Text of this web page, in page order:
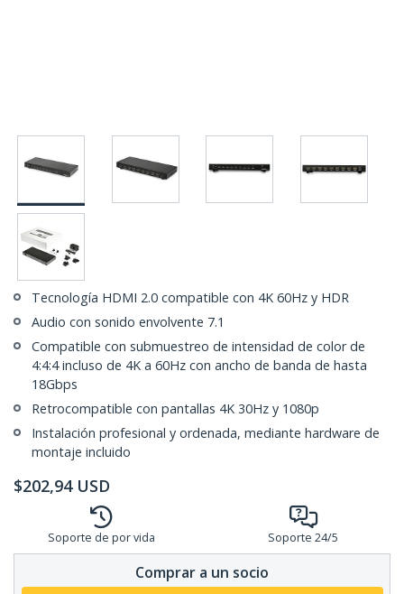
Tecnología HDMI 2.0 compatible con 4K 60Hz y HDR
Audio con sonido envolvente 7.1
Compatible con submuestreo de intensidad de color de
4:4:4 incluso de 4K a 60Hz con ancho de banda de hasta
18Gbps
Retrocompatible con pantallas 4K 30Hz y 1080p
Instalación profesional y ordenada, mediante hardware de
montaje incluido
$202,94 USD
Soporte de por vida Soporte 24/5
Comprar a un socio